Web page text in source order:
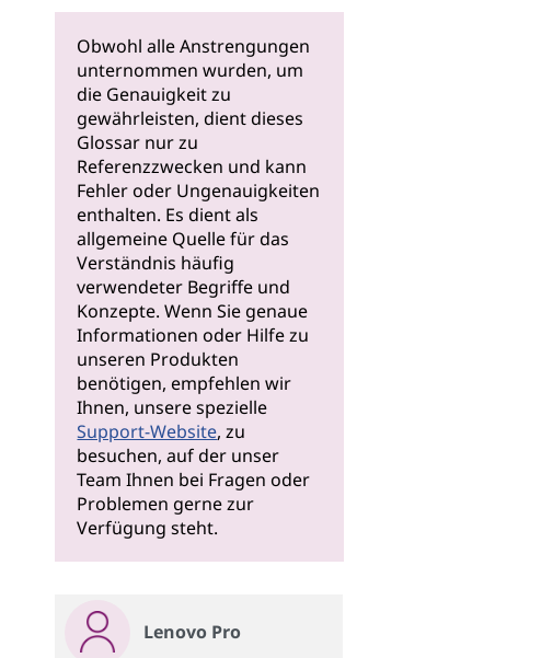
Obwohl alle Anstrengungen
unternommen wurden, um
die Genauigkeit zu
gewährleisten, dient dieses
Glossar nur zu
Referenzzwecken und kann
Fehler oder Ungenauigkeiten
enthalten. Es dient als
allgemeine Quelle für das
Verständnis häufig
verwendeter Begriffe und
Konzepte. Wenn Sie genaue
Informationen oder Hilfe zu
unseren Produkten
benötigen, empfehlen wir
Ihnen, unsere spezielle
Support-Website, zu
besuchen, auf der unser
Team Ihnen bei Fragen oder
Problemen gerne zur
Verfügung steht.
Lenovo Pro